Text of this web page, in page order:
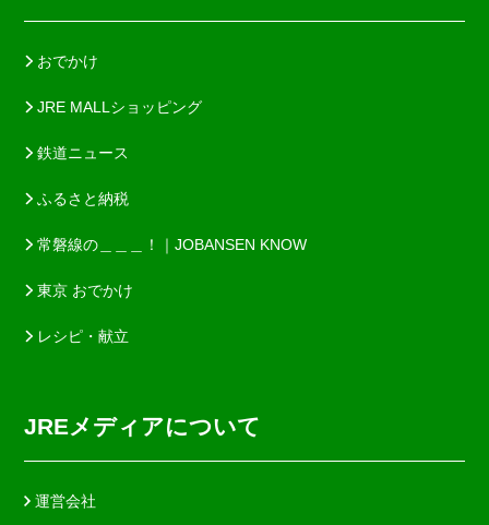
おでかけ
JRE MALLショッピング
鉄道ニュース
ふるさと納税
常磐線の＿＿＿！｜JOBANSEN KNOW
東京 おでかけ
レシピ・献立
JREメディアについて
運営会社